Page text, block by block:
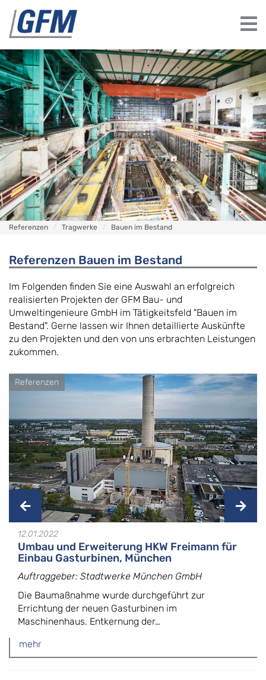
Referenzen Tragwerke Bauen im Bestand
Referenzen Bauen im Bestand
Im Folgenden finden Sie eine Auswahl an erfolgreich
realisierten Projekten der GFM Bau- und
Umweltingenieure GmbH im Tätigkeitsfeld "Bauen im
Bestand". Gerne lassen wir Ihnen detaillierte Auskünfte
zu den Projekten und den von uns erbrachten Leistungen
zukommen.
Referenzen
12.01.2022
Umbau und Erweiterung HKW Freimann für
Einbau Gasturbinen, München
Auftraggeber: Stadtwerke München GmbH
Die Baumaßnahme wurde durchgeführt zur
Errichtung der neuen Gasturbinen im
Maschinenhaus. Entkernung der…
mehr